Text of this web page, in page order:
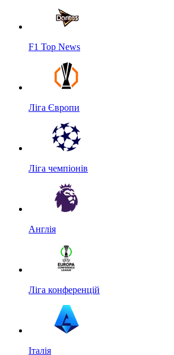
F1 Top News
Ліга Європи
Ліга чемпіонів
Англія
Ліга конференцій
Італія